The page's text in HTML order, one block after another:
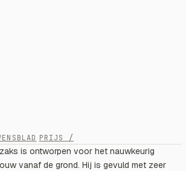
PRIJS /
is ontworpen voor het nauwkeurig
vanaf de grond. Hij is gevuld met zeer